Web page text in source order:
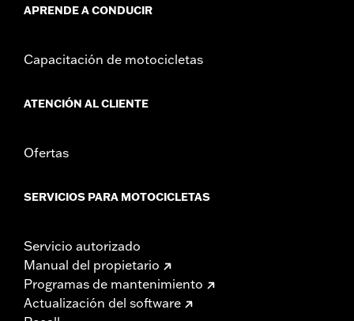
d.com/warrantypara más información
APRENDE A CONDUCIR
Capacitación de motocicletas
ATENCIÓN AL CLIENTE
Ofertas
SERVICIOS PARA MOTOCICLETAS
Servicio autorizado
Manual del propietario
Programas de mantenimiento
Actualización del software